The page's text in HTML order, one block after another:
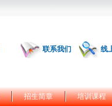
联系我们 线
招生简章 培训课程